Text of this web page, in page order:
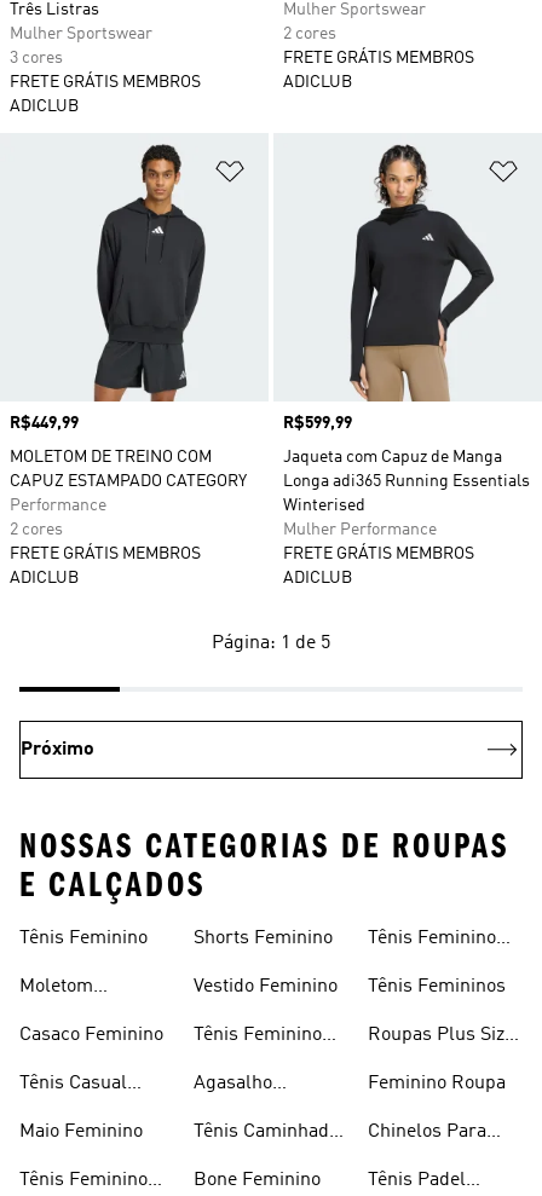
Três Listras
Mulher Sportswear
3 cores
FRETE GRÁTIS MEMBROS
ADICLUB
Mulher Sportswear
2 cores
FRETE GRÁTIS MEMBROS
ADICLUB
Adicionar à Lista de Desejos
Preço
R$449,99
MOLETOM DE TREINO COM
CAPUZ ESTAMPADO CATEGORY
Performance
2 cores
FRETE GRÁTIS MEMBROS
ADICLUB
Preço
R$599,99
Jaqueta com Capuz de Manga
Longa adi365 Running Essentials
Winterised
Mulher Performance
FRETE GRÁTIS MEMBROS
ADICLUB
Página: 1 de 5
Próximo
NOSSAS CATEGORIAS DE ROUPAS
E CALÇADOS
Tênis Feminino
Moletom
Casaco Feminino
Tênis Casual
Maio Feminino
Tênis Feminino
Shorts Feminino
Vestido Feminino
Tênis Feminino
Agasalho
Tênis Caminhada
Bone Feminino
Tênis Feminino
Tênis Femininos
Roupas Plus Size
Feminino Roupa
Chinelos Para
Tênis Padel